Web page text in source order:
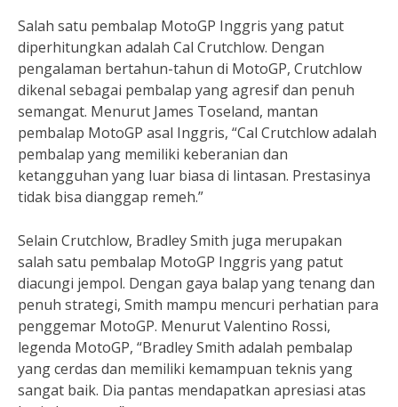
Salah satu pembalap MotoGP Inggris yang patut
diperhitungkan adalah Cal Crutchlow. Dengan
pengalaman bertahun-tahun di MotoGP, Crutchlow
dikenal sebagai pembalap yang agresif dan penuh
semangat. Menurut James Toseland, mantan
pembalap MotoGP asal Inggris, “Cal Crutchlow adalah
pembalap yang memiliki keberanian dan
ketangguhan yang luar biasa di lintasan. Prestasinya
tidak bisa dianggap remeh.”
Selain Crutchlow, Bradley Smith juga merupakan
salah satu pembalap MotoGP Inggris yang patut
diacungi jempol. Dengan gaya balap yang tenang dan
penuh strategi, Smith mampu mencuri perhatian para
penggemar MotoGP. Menurut Valentino Rossi,
legenda MotoGP, “Bradley Smith adalah pembalap
yang cerdas dan memiliki kemampuan teknis yang
sangat baik. Dia pantas mendapatkan apresiasi atas